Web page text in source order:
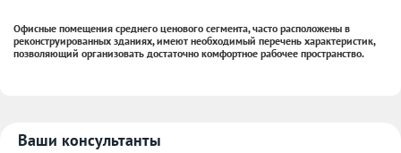
Офисные помещения среднего ценового сегмента, часто расположены в
реконструированных зданиях, имеют необходимый перечень характеристик,
позволяющий организовать достаточно комфортное рабочее пространство.
Ваши консультанты